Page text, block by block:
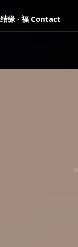
结缘 · 福 Contact